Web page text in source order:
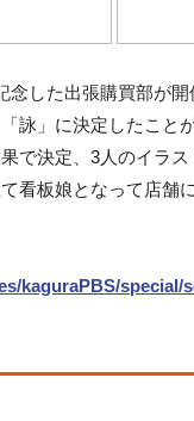
念した出張購買部が
詠」に決定したこと
で決定、3人のイラ
看板娘となって店舗
kaguraPBS/special/